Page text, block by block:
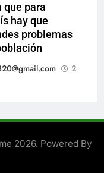
que para
hay que
problemas
2
2026. Powered By